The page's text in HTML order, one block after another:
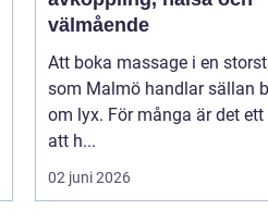
välmående
Att boka massage i en
som Malmö handlar sällan
om lyx. För många är det
att h...
02 juni 2026